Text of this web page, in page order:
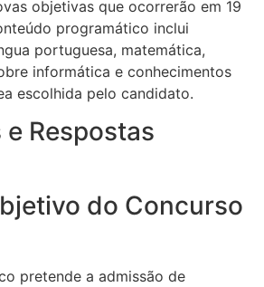
objetivas que ocorrerão em 19
programático inclui
portuguesa, matemática,
informática e conhecimentos
escolhida pelo candidato.
Respostas
do Concurso
pretende a admissão de